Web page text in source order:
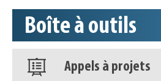
Boîte à outils
Nos veilles Scoop.it
Appels à projets